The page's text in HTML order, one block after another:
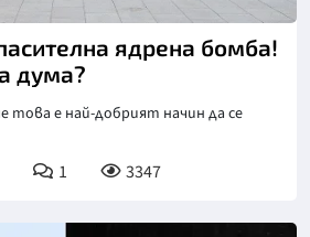
ядрена бомба!
дума?
това е най-добрият начин да се
1 3347